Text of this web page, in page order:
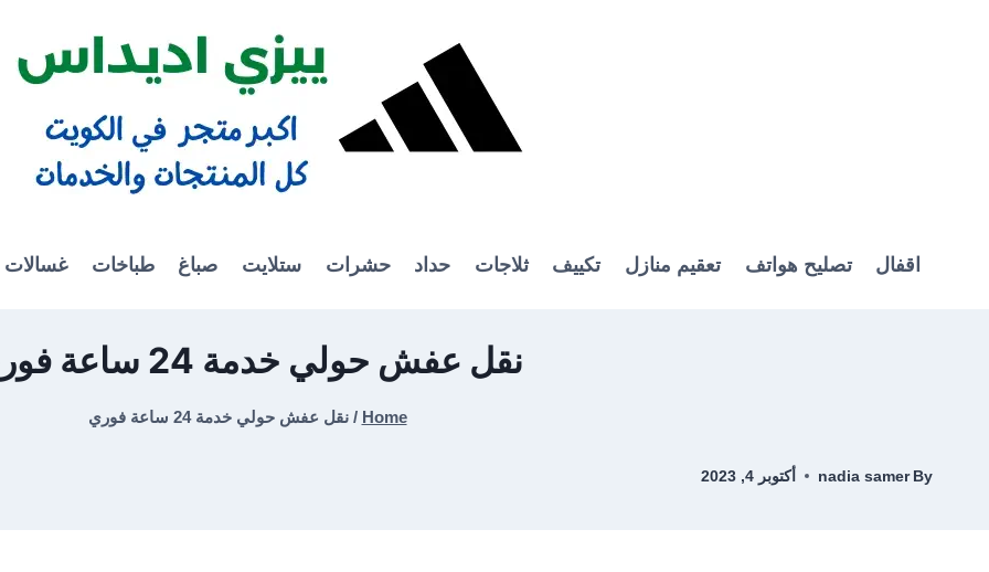
اقفال تصليح هواتف تعقيم منازل تكييف ثلاجات حداد حشرات ستلايت صباغ طباخات غسالات
نقل عفش حولي خدمة 24 ساعة فوري
Home
/ نقل عفش حولي خدمة 24 ساعة فوري
By
nadia samer أكتوبر 4, 2023